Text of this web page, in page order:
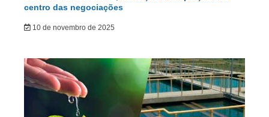
centro das negociações
10 de novembro de 2025